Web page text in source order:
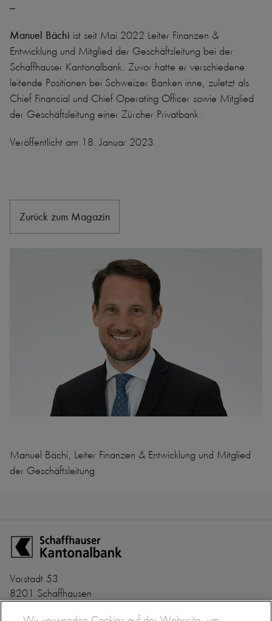
---
Manuel Bächi ist seit Mai 2022 Leiter Finanzen &
Entwicklung und Mitglied der Geschäftsleitung bei der
Schaffhauser Kantonalbank. Zuvor hatte er verschiedene
leitende Positionen bei Schweizer Banken inne, zuletzt als
Chief Financial und Chief Operating Officer sowie Mitglied
der Geschäftsleitung einer Zürcher Privatbank.
Veröffentlicht am 18. Januar 2023
Zurück zum Magazin
Manuel Bächi, Leiter Finanzen & Entwicklung und Mitglied
der Geschäftsleitung
Vorstadt 53
8201 Schaffhausen